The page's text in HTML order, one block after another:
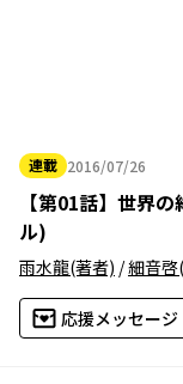
連載 2016/07/26
2016年07月26日
【第01話】 世界の
ル)
雨水龍(著者) /細音啓
応援メッセージ